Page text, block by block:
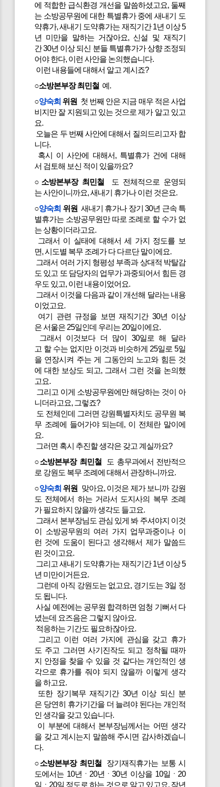
에 적합한 급식환경 개선을 말씀하셨고요, 둘째
는 소방공무원에 대한 특별휴가 중에 새내기 도
약휴가, 새내기 도약휴가는 재직기간 1년 이상 5
년 미만을 말하는 거잖아요, 신설 및 재직기
간 30년 이상 되신 분들 특별휴가가 상향 조정되
어야 한다, 이런 사안을 논의했습니다.
이런 내용들에 대해서 알고 계시죠?
○소방본부장 최민철 예.
○양숙희 위원 첫 번째 안은 지금 매우 적은 사업
비지만 잘 지원되고 있는 것으로 제가 알고 있고
요.
오늘은 두 번째 사안에 대해서 질의드리고자 합
니다.
혹시 이 사안에 대해서, 특별휴가 건에 대해
서 검토해 보신 적이 있을까요?
○소방본부장 최민철 도 전체적으로 운영되
는 사안이니까요, 새내기 휴가나 이런 것은요.
○양숙희 위원 새내기 휴가나 장기 30년 근속 특
별휴가는 소방공무원만 따로 조례로 할 수가 없
는 상황이더라고요.
그래서 이 실태에 대해서 세 가지 정도를 보
면, 시도별 복무 조례가 다 다르단 말이에요.
그래서 여러 가지 형평성 부족과 상대적 박탈감
도 있고 또 담당자의 업무가 과중되어서 힘든 경
우도 있고, 이런 내용이었어요.
그래서 이것을 다음과 같이 개선해 달라는 내용
이었고요.
여기 관련 규정을 보면 재직기간 30년 이상
은 서울은 25일인데 우리는 20일이에요.
그래서 이것보다 더 많이 30일로 해 달라
고 할 수는 없지만 이것과 비슷하게 25일로 5일
을 연장시켜 주는 게 그동안의 노고와 힘든 것
에 대한 보상도 되고, 그래서 그런 것을 논의했
고요.
그리고 이게 소방공무원에만 해당하는 것이 아
니더라고요, 그렇죠?
도 전체인데 그러면 강원특별자치도 공무원 복
무 조례에 들어가야 되는데, 이 전체란 말이에
요.
그러면 혹시 추진할 생각은 갖고 계실까요?
○소방본부장 최민철 도 총무과에서 전반적으
로 강원도 복무 조례에 대해서 관장하니까요.
○양숙희 위원
맞아요, 이것은 제가 보니까 강원
도 전체에서 하는 거라서 도지사의 복무 조례
가 필요하지 않을까 생각도 들고요.
그래서 본부장님도 관심 있게 봐 주셔야지 이것
이 소방공무원의 여러 가지 업무과중이나 이
런 것에 도움이 된다고 생각해서 제가 말씀드
린 것이고요.
그리고 새내기 도약휴가는 재직기간 1년 이상 5
년 미만이거든요.
그런데 아직 강원도는 없고요, 경기도는 3일 정
도 됩니다.
사실 예전에는 공무원 합격하면 엄청 기뻐서 다
녔는데 요즈음은 그렇지 않아요.
적응하는 기간도 필요하잖아요.
그리고 이런 여러 가지에 관심을 갖고 휴가
도 주고 그러면 사기진작도 되고 정착될 때까
지 안정을 찾을 수 있을 것 같다는 개인적인 생
각으로 휴가를 줘야 되지 않을까 이렇게 생각
을 하고요.
또한 장기복무 재직기간 30년 이상 되신 분
은 당연히 휴가기간을 더 늘려야 된다는 개인적
인 생각을 갖고 있습니다.
이 부분에 대해서 본부장님께서는 어떤 생각
을 갖고 계시는지 말씀해 주시면 감사하겠습니
다.
○소방본부장 최민철 장기재직휴가는 보통 시
도에서는 10년ㆍ20년ㆍ30년 이상을 10일ㆍ20
일ㆍ20일 정도로 하는 것으로 알고 있고요, 작년